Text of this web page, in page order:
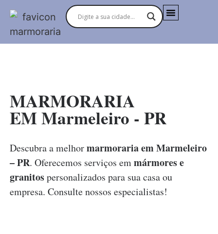
MARMORARIA
EM Marmeleiro - PR
Descubra a melhormarmoraria em Marmeleiro
– PR. Oferecemos serviços emmármores e
granitospersonalizados para sua casa ou
empresa. Consulte nossos especialistas!